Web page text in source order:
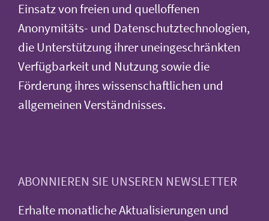
Einsatz von freien und quelloffenen
Anonymitäts- und Datenschutztechnologien,
die Unterstützung ihrer uneingeschränkten
Verfügbarkeit und Nutzung sowie die
Förderung ihres wissenschaftlichen und
allgemeinen Verständnisses.
ABONNIEREN SIE UNSEREN NEWSLETTER
Erhalte monatliche Aktualisierungen und